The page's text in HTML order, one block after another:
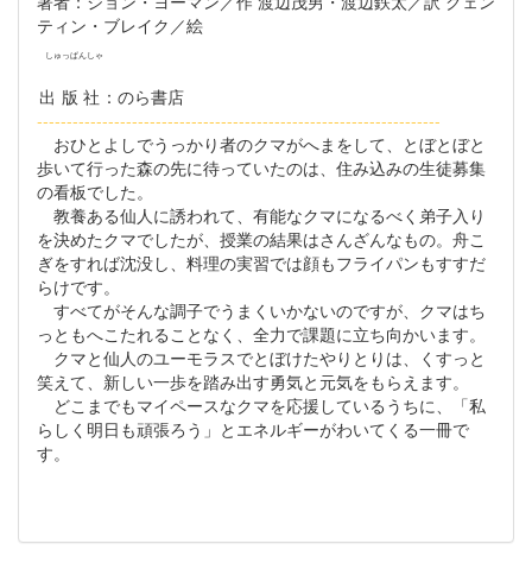
ティン・ブレイク／絵
出版社
しゅっぱんしゃ
：のら書店
--------------------------------------------------------------------
おひとよしでうっかり者のクマがへまをして、とぼとぼと
歩いて行った森の先に待っていたのは、住み込みの生徒募集
の看板でした。
教養ある仙人に誘われて、有能なクマになるべく弟子入り
を決めたクマでしたが、授業の結果はさんざんなもの。舟こ
ぎをすれば沈没し、料理の実習では顔もフライパンもすすだ
らけです。
すべてがそんな調子でうまくいかないのですが、クマはち
っともへこたれることなく、全力で課題に立ち向かいます。
クマと仙人のユーモラスでとぼけたやりとりは、くすっと
笑えて、新しい一歩を踏み出す勇気と元気をもらえます。
どこまでもマイペースなクマを応援しているうちに、「私
らしく明日も頑張ろう」とエネルギーがわいてくる一冊で
す。